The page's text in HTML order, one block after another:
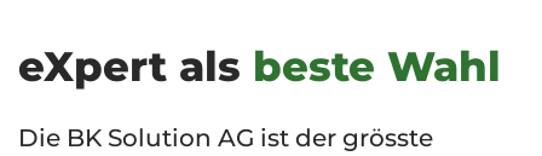
eXpert als beste Wahl
Die BK Solution AG ist der grösste